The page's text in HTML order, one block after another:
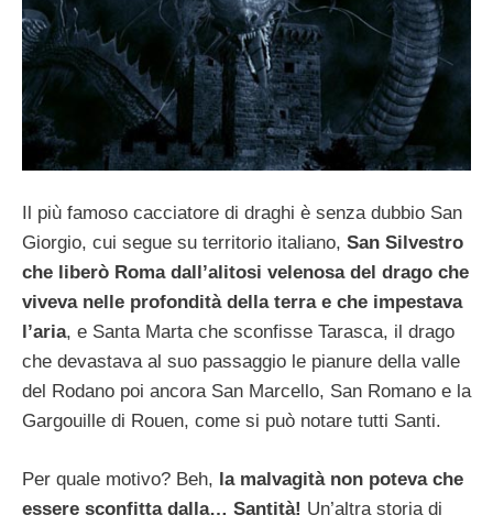
Il più famoso cacciatore di draghi è senza dubbio San
Giorgio, cui segue su territorio italiano, San Silvestro
che liberò Roma dall’alitosi velenosa del drago che
viveva nelle profondità della terra e che impestava
l’aria, e Santa Marta che sconfisse Tarasca, il drago
che devastava al suo passaggio le pianure della valle
del Rodano poi ancora San Marcello, San Romano e la
Gargouille di Rouen, come si può notare tutti Santi.
Per quale motivo? Beh, la malvagità non poteva che
essere sconfitta dalla… Santità! Un’altra storia di